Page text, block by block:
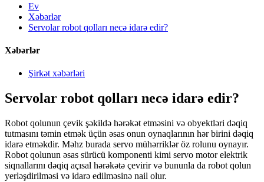
Ev
Xəbərlər
Servolar robot qolları necə idarə edir?
Xəbərlər
Şirkət xəbərləri
Servolar robot qolları necə idarə edir?
Robot qolunun çevik şəkildə hərəkət etməsini və obyektləri dəqiq
tutmasını təmin etmək üçün əsas onun oynaqlarının hər birini dəqiq
idarə etməkdir. Məhz burada servo mühərriklər öz rolunu oynayır.
Robot qolunun əsas sürücü komponenti kimi servo motor elektrik
siqnallarını dəqiq açısal hərəkətə çevirir və bununla da robot qolun
yerləşdirilməsi və idarə edilməsinə nail olur.